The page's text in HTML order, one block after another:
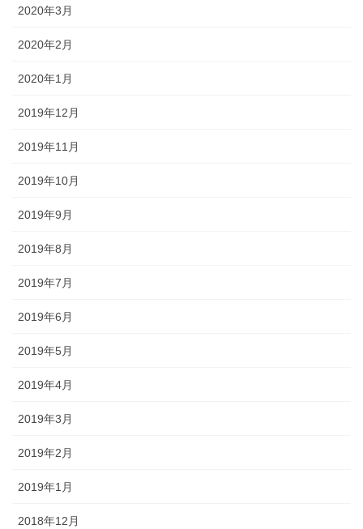
2020年3月
2020年2月
2020年1月
2019年12月
2019年11月
2019年10月
2019年9月
2019年8月
2019年7月
2019年6月
2019年5月
2019年4月
2019年3月
2019年2月
2019年1月
2018年12月